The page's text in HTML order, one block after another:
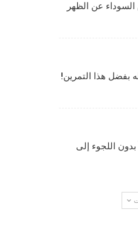
بفضل هذا التمرين!
اللجوء إلى